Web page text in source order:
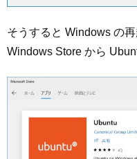
そうすると Windows の
Windows Store から